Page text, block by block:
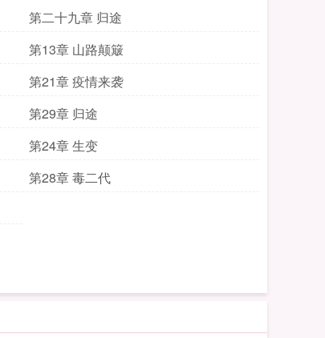
第二十九章 归途
第13章 山路颠簸
第21章 疫情来袭
第29章 归途
第24章 生变
第28章 毒二代